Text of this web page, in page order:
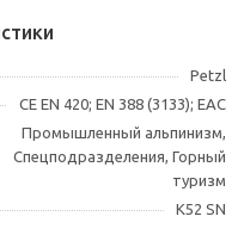
Petzl
CE EN 420; EN 388 (3133); ЕАС
Промышленный альпинизм,
Спецподразделения, Горный
туризм
K52 SN